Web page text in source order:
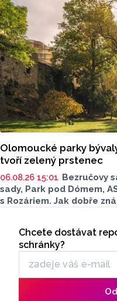
Olomoucké parky
tvoří zelený prstenec
06.08.26 15:01 Bezručovy
sady, Park pod Dómem,
s Rozáriem. Jak dobře
Odběr
Chcete dostávat
schránky?